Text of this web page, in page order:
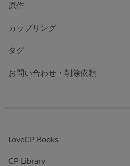
原作
カップリング
タグ
お問い合わせ・削除依頼
LoveCP Books
CP Library